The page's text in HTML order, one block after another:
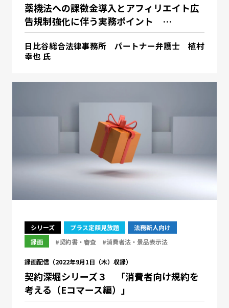
薬機法への課徴金導入とアフィリエイト広
告規制強化に伴う実務ポイント …
日比谷総合法律事務所 パートナー弁護士 植村
幸也 氏
シリーズ プラス定額見放題
法務新人向け
録画
#契約書・審査 #消費者法・景品表示法
録画配信（2022年9月1日（木）収録）
契約深堀シリーズ３ 「消費者向け規約を
考える（Eコマース編）」